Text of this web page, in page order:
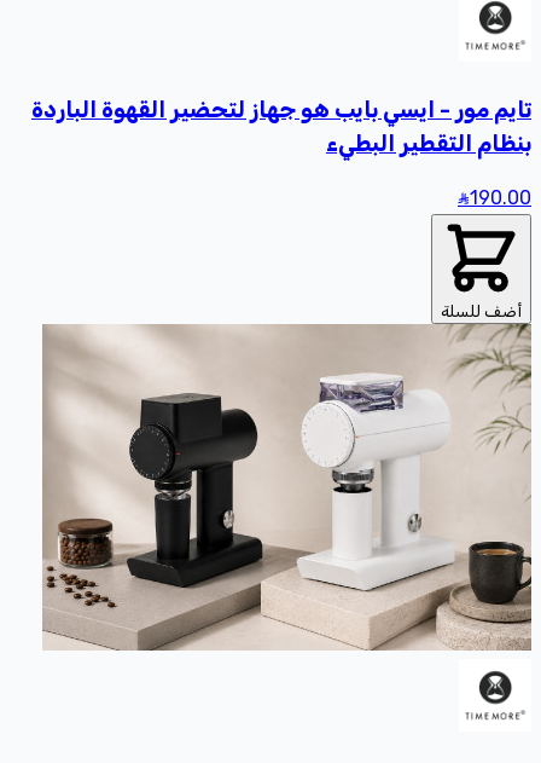
تايم مور - ايسي بايب هو جهاز لتحضير القهوة الباردة
بنظام التقطير البطيء
190.00
أضف للسلة